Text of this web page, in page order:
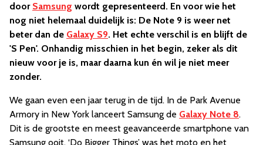
door Samsung wordt gepresenteerd. En voor wie het
nog niet helemaal duidelijk is: De Note 9 is weer net
beter dan de Galaxy S9. Het echte verschil is en blijft de
'S Pen'. Onhandig misschien in het begin, zeker als dit
nieuw voor je is, maar daarna kun én wil je niet meer
zonder.
We gaan even een jaar terug in de tijd. In de Park Avenue
Armory in New York lanceert Samsung de Galaxy Note 8.
Dit is de grootste en meest geavanceerde smartphone van
Samsung ooit. ‘Do Bigger Things’ was het moto en het